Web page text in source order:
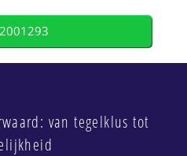
van tegelklus tot